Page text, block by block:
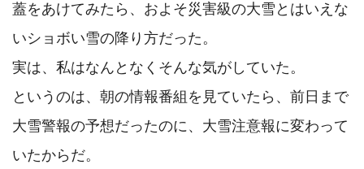
蓋をあけてみたら、およそ災害級の大雪とはいえな
いショボい雪の降り方だった。
実は、私はなんとなくそんな気がしていた。
というのは、朝の情報番組を見ていたら、前日まで
大雪警報の予想だったのに、大雪注意報に変わって
いたからだ。